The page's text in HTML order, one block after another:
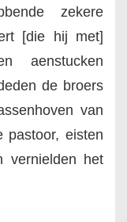
zekere
[die hij met]
aenstucken
de broers
van
pastoor, eisten
vernielden het